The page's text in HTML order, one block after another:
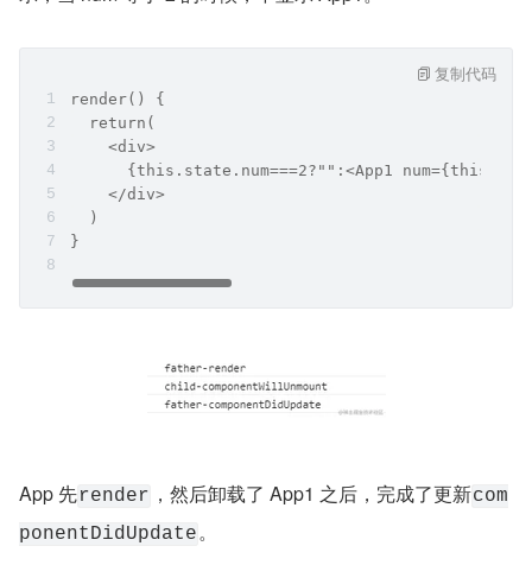
render() {
  return(
    <div>
{this.state.num===2?"":<App1
    </div>
  )
}
复制代码
App 先render ，然后卸载了 App1 之后，完成了更新com
ponentDidUpdate。